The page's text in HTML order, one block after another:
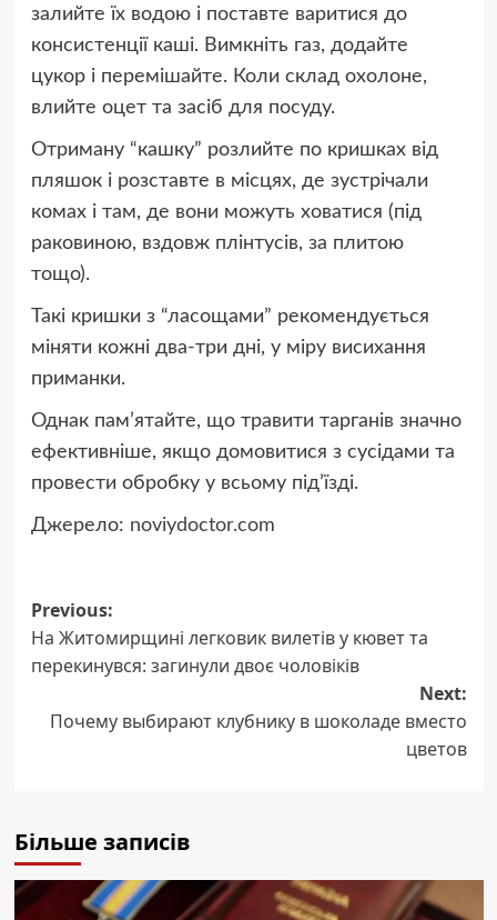
залийте їх водою і поставте варитися до
консистенції каші. Вимкніть газ, додайте
цукор і перемішайте. Коли склад охолоне,
влийте оцет та засіб для посуду.
Отриману “кашку” розлийте по кришках від
пляшок і розставте в місцях, де зустрічали
комах і там, де вони можуть ховатися (під
раковиною, вздовж плінтусів, за плитою
тощо).
Такі кришки з “ласощами” рекомендується
міняти кожні два-три дні, у міру висихання
приманки.
Однак пам’ятайте, що травити тарганів значно
ефективніше, якщо домовитися з сусідами та
провести обробку у всьому під’їзді.
Джерело: noviydoctor.com
Post
navigation
Previous:
На Житомирщині легковик вилетів у кювет та
перекинувся: загинули двоє чоловіків
Next:
Почему выбирают клубнику в шоколаде вместо
цветов
Більше записів